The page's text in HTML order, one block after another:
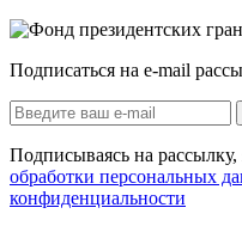
Подписаться на e-mail
Подписываясь на рассылку,
обработки персональных
конфиденциальности